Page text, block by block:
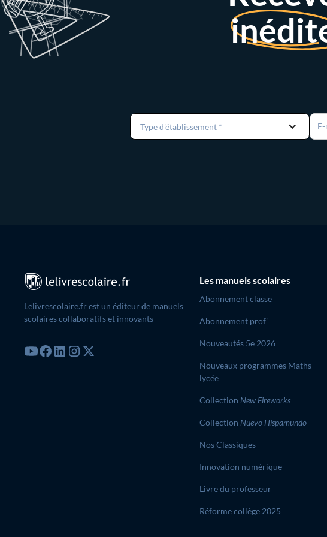
Type d'établissement *
Lelivrescolaire.fr est un éditeur de manuels
scolaires collaboratifs et innovants
Les manuels scolaires
Abonnement classe
Abonnement prof'
Nouveautés 5e 2026
Nouveaux programmes Maths
lycée
Collection New Fireworks
Collection Nuevo Hispamundo
Nos Classiques
Innovation numérique
Livre du professeur
Réforme collège 2025